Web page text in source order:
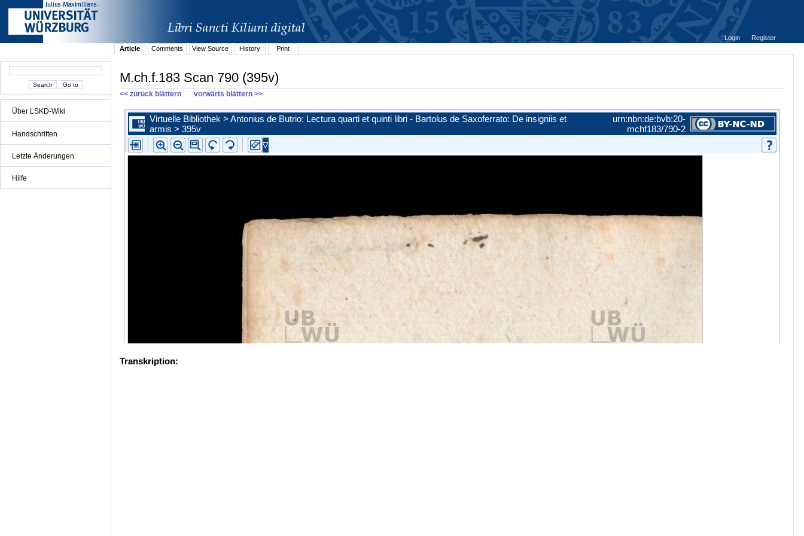
Über LSKD-Wiki
Handschriften
Letzte Änderungen
Hilfe
Login
Register
Article
Comments View Source History Print
M.ch.f.183 Scan 790 (395v)
<< zurück blättern vorwärts blättern >>
Transkription: